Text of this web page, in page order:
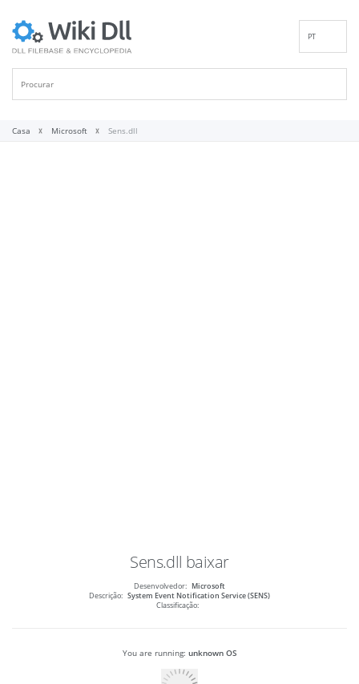
PT
Casa Microsoft Sens.dll
Sens.dll baixar
Desenvolvedor: Microsoft
Descrição: System Event Notification Service (SENS)
Classificação:
You are running: unknown OS